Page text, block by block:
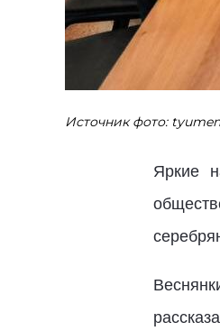
Источник фото:
Яркие